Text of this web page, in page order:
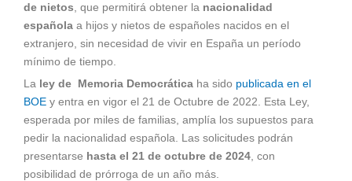
de nietos , que permitirá obtener la nacionalidad
española a hijos y nietos de españoles nacidos en el
extranjero, sin necesidad de vivir en España un período
mínimo de tiempo.
La ley de Memoria Democrática ha sido publicada en el
BOE y entra en vigor el 21 de Octubre de 2022. Esta Ley,
esperada por miles de familias, amplía los supuestos para
pedir la nacionalidad española. Las solicitudes podrán
presentarse hasta el 21 de octubre de 2024 , con
posibilidad de prórroga de un año más.